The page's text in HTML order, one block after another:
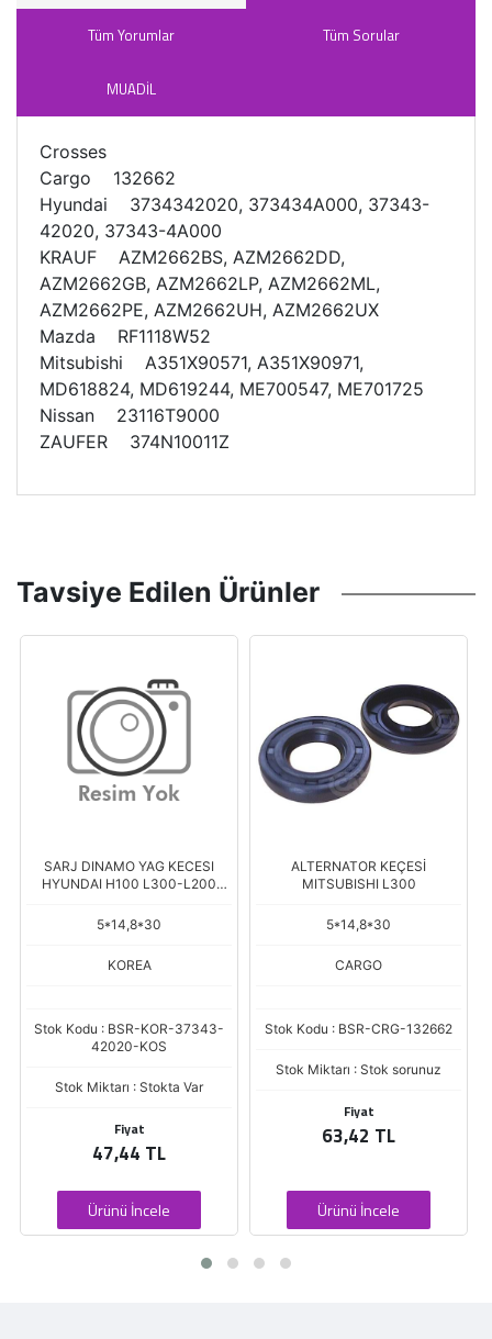
Tüm Yorumlar Tüm Sorular
MUADİL
Crosses
Cargo 132662
Hyundai 3734342020, 373434A000, 37343-
42020, 37343-4A000
KRAUF AZM2662BS, AZM2662DD,
AZM2662GB, AZM2662LP, AZM2662ML,
AZM2662PE, AZM2662UH, AZM2662UX
Mazda RF1118W52
Mitsubishi A351X90571, A351X90971,
MD618824, MD619244, ME700547, ME701725
Nissan 23116T9000
ZAUFER 374N10011Z
Tavsiye Edilen Ürünler
ALTERNATOR KEÇESİ
MITSUBISHI L300
5*14,8*30
CARGO
Stok Kodu : BSR-CRG-132662
63,42 TL
Ürünü İncele
SARJ DINOMA YAG KECESI
HYUNDAI STAREX / H100 KMYT
MOBIS
164,27 TL
Ürünü İncele